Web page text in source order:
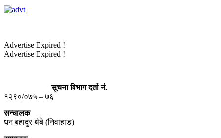
Advertise Expired !
Advertise Expired !
सूचना विभाग दर्ता नं.
१२९०/०७५ – ७६
सन्चालक
धन बहादुर थेबे (निवाहाङ)